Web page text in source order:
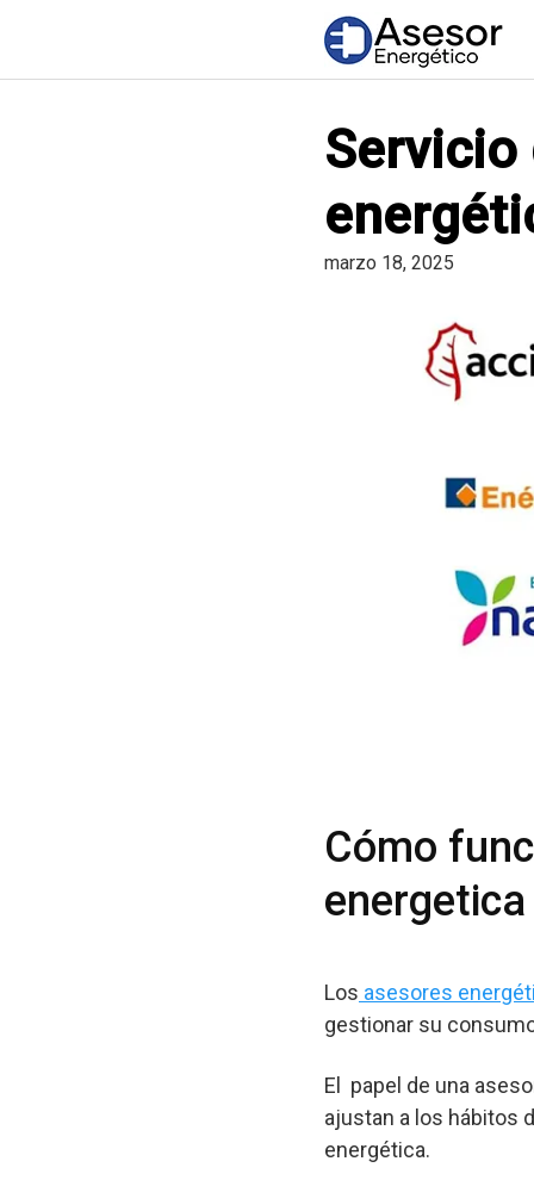
marzo 18, 2025
Cómo
energetica
Los asesores
gestionar su
El papel de una
ajustan a los hábitos
energética.